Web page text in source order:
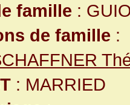
famille :
de famille :
: MARRIED